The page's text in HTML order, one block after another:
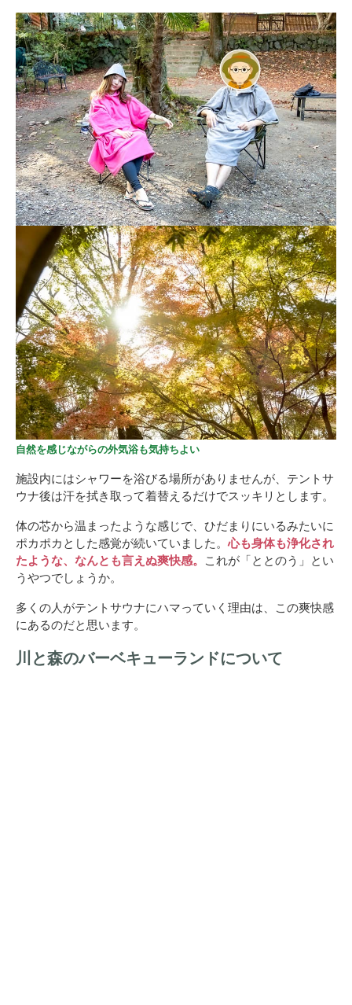
自然を感じながらの外気浴も気持ちよい
施設内にはシャワーを浴びる場所がありませんが、テントサ
ウナ後は汗を拭き取って着替えるだけでスッキリとします。
体の芯から温まったような感じで、ひだまりにいるみたいに
ポカポカとした感覚が続いていました。心も身体も浄化され
たような、なんとも言えぬ爽快感。 これが「ととのう」とい
うやつでしょうか。
多くの人がテントサウナにハマっていく理由は、この爽快感
にあるのだと思います。
川と森のバーベキューランドについて